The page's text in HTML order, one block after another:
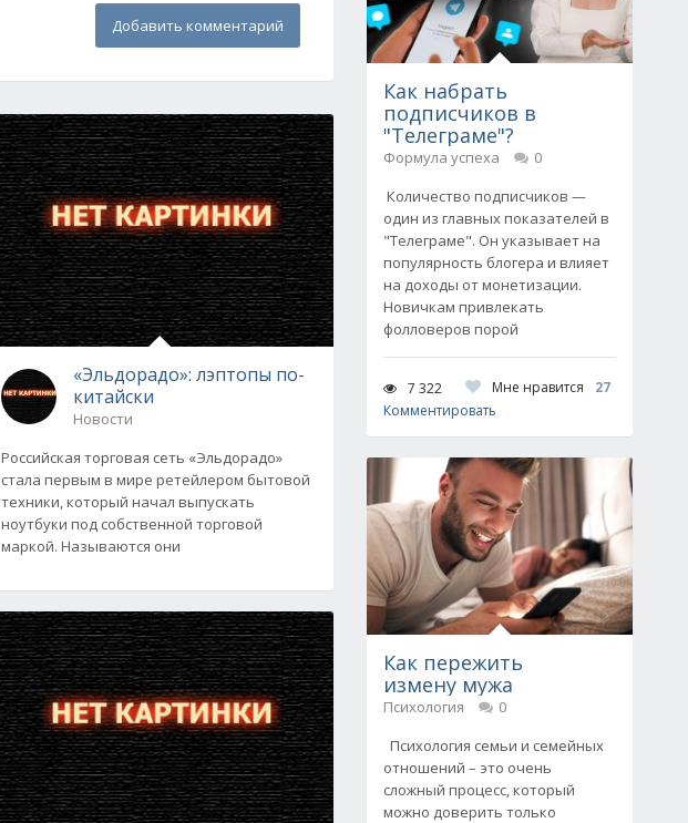
Добавить комментарий
«Эльдорадо»: лэптопы по-
китайски
Новости
Российская торговая сеть «Эльдорадо»
стала первым в мире ретейлером бытовой
техники, который начал выпускать
ноутбуки под собственной торговой
маркой. Называются они
Как набрать
подписчиков в
"Телеграме"?
Формула успеха
0
Количество подписчиков —
один из главных показателей в
"Телеграме". Он указывает на
популярность блогера и влияет
на доходы от монетизации.
Новичкам привлекать
фолловеров порой
7 322 Мне нравится
27
Комментировать
Как пережить
измену мужа
Психология
0
Психология семьи и семейных
отношений – это очень
сложный процесс, который
можно доверить только